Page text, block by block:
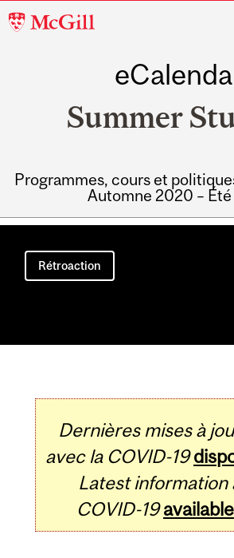
McGill
Summer
Programmes, cours et
Automne 2020 – Été
Main
navigation
Rétroaction
Dernières mises à
avec la COVID-19
Latest information
COVID-19